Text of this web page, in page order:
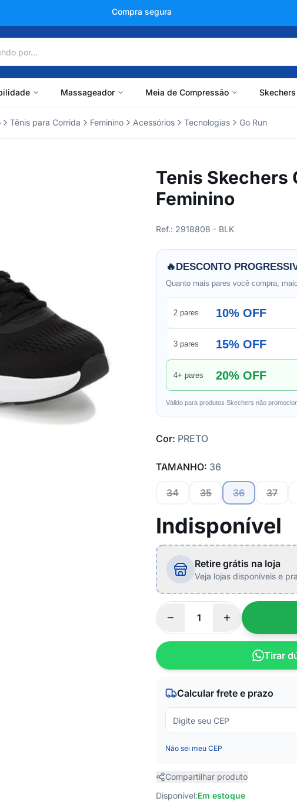
+150 mil avaliações
Massageador Meia de Compressão Skechers
Tênis para Corrida Feminino Acessórios Tecnologias Go Run
Tenis Skechers
Feminino
Ref.: 2918808 - BLK
🔥DESCONTO
Quanto mais pares você compra,
2 pares 10% OFF
3 pares 15% OFF
4+ pares 20% OFF
Válido para produtos Skechers não
Cor: PRETO
TAMANHO: 36
34 35 36 37
Indisponível
Retire grátis na loja
Veja lojas disponíveis e
Tirar
Calcular frete e prazo
Não sei meu CEP
Compartilhar produto
Disponível:Em estoque